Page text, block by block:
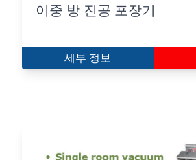
이중 방 진공 포장기
세부 정보